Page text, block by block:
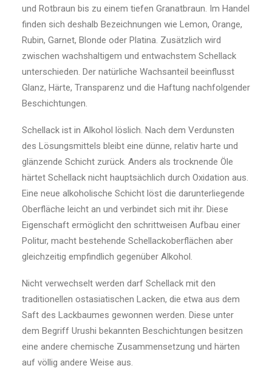
und Rotbraun bis zu einem tiefen Granatbraun. Im Handel
finden sich deshalb Bezeichnungen wie Lemon, Orange,
Rubin, Garnet, Blonde oder Platina. Zusätzlich wird
zwischen wachshaltigem und entwachstem Schellack
unterschieden. Der natürliche Wachsanteil beeinflusst
Glanz, Härte, Transparenz und die Haftung nachfolgender
Beschichtungen.
Schellack ist in Alkohol löslich. Nach dem Verdunsten
des Lösungsmittels bleibt eine dünne, relativ harte und
glänzende Schicht zurück. Anders als trocknende Öle
härtet Schellack nicht hauptsächlich durch Oxidation aus.
Eine neue alkoholische Schicht löst die darunterliegende
Oberfläche leicht an und verbindet sich mit ihr. Diese
Eigenschaft ermöglicht den schrittweisen Aufbau einer
Politur, macht bestehende Schellackoberflächen aber
gleichzeitig empfindlich gegenüber Alkohol.
Nicht verwechselt werden darf Schellack mit den
traditionellen ostasiatischen Lacken, die etwa aus dem
Saft des Lackbaumes gewonnen werden. Diese unter
dem Begriff Urushi bekannten Beschichtungen besitzen
eine andere chemische Zusammensetzung und härten
auf völlig andere Weise aus.